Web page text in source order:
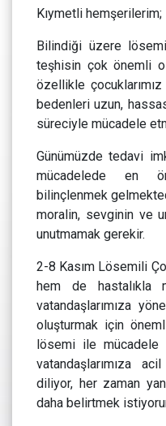
Kıymetli hemşerilerim;
Bilindiği üzere
teşhisin çok önemli
özellikle
bedenleri uzun,
süreciyle mücadele
Günümüzde tedavi
mücadelede en
bilinçlenmek
moralin, sevginin ve
unutmamak gerekir.
2-8 Kasım Lösemili
hem de hastalıkla
vatandaşlarımıza
oluşturmak için
lösemi ile mücadele
vatandaşlarımıza
diliyor, her zaman
daha belirtmek